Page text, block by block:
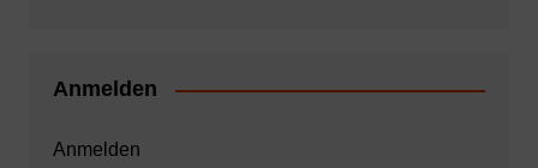
Anmelden
Anmelden